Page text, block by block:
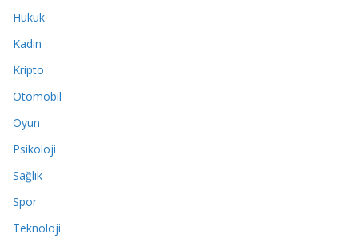
Hukuk
Kadın
Kripto
Otomobil
Oyun
Psikoloji
Sağlık
Spor
Teknoloji